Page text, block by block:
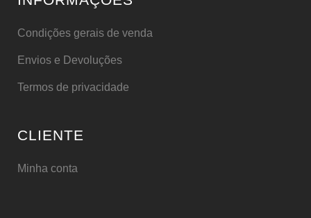
Condições gerais de venda
Envios e Devoluções
Termos de privacidade
CLIENTE
Minha conta